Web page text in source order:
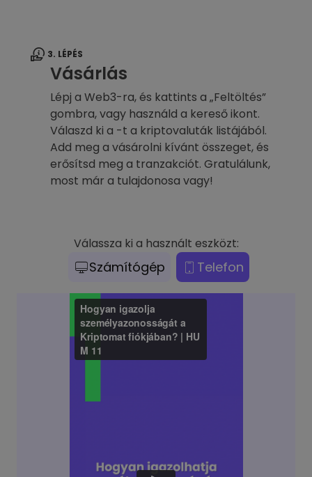
3. LÉPÉS
Vásárlás
Lépj a Web3-ra, és kattints a „Feltöltés”
gombra, vagy használd a kereső ikont.
Válaszd ki a -t a kriptovaluták listájából.
Add meg a vásárolni kívánt összeget, és
erősítsd meg a tranzakciót. Gratulálunk,
most már a tulajdonosa vagy!
Válassza ki a használt eszközt:
Számítógép Telefon